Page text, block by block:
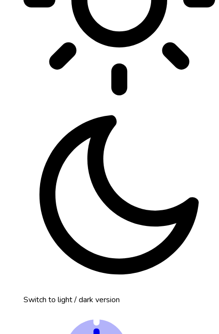
Switch to light / dark version